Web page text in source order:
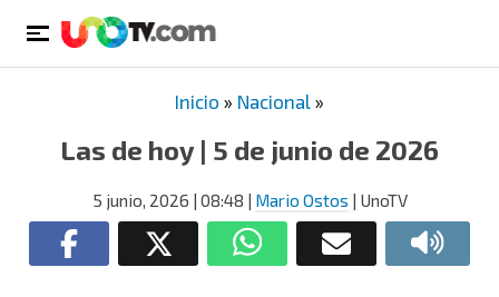
Inicio » Nacional »
Las de hoy | 5 de junio de 2026
5 junio, 2026 | 08:48 | Mario Ostos | UnoTV